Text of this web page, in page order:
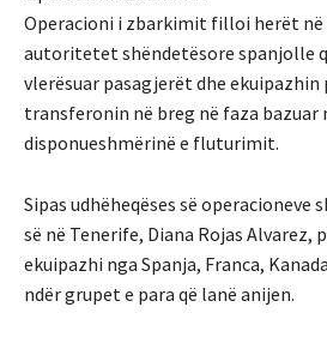
Operacioni i zbarkimit filloi herët në
autoritetet shëndetësore spanjolle
vlerësuar pasagjerët dhe ekuipazhin
transferonin në breg në faza bazuar
disponueshmërinë e fluturimit.
Sipas udhëheqëses së operacioneve
së në Tenerife, Diana Rojas Alvarez,
ekuipazhi nga Spanja, Franca,
ndër grupet e para që lanë anijen.